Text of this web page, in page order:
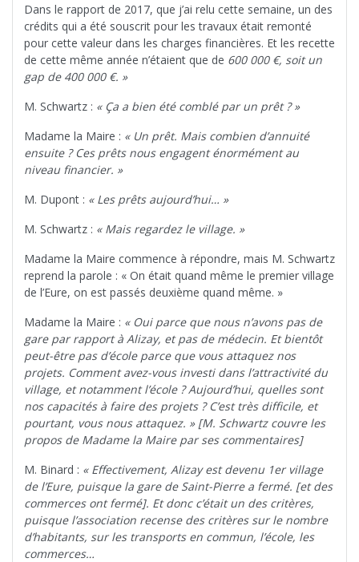
Dans le rapport de 2017, que j’ai relu cette semaine, un des
crédits qui a été souscrit pour les travaux était remonté
pour cette valeur dans les charges financières. Et les recette
de cette même année n’étaient que de 600 000 €, soit un
gap de 400 000 €. »
M. Schwartz : « Ça a bien été comblé par un prêt ? »
Madame la Maire : « Un prêt. Mais combien d’annuité
ensuite ? Ces prêts nous engagent énormément au
niveau financier. »
M. Dupont : « Les prêts aujourd’hui… »
M. Schwartz : « Mais regardez le village. »
Madame la Maire commence à répondre, mais M. Schwartz
reprend la parole : « On était quand même le premier village
de l’Eure, on est passés deuxième quand même. »
Madame la Maire : « Oui parce que nous n’avons pas de
gare par rapport à Alizay, et pas de médecin. Et bientôt
peut-être pas d’école parce que vous attaquez nos
projets. Comment avez-vous investi dans l’attractivité du
village, et notamment l’école ? Aujourd’hui, quelles sont
nos capacités à faire des projets ? C’est très difficile, et
pourtant, vous nous attaquez. » [M. Schwartz couvre les
propos de Madame la Maire par ses commentaires]
M. Binard : « Effectivement, Alizay est devenu 1er village
de l’Eure, puisque la gare de Saint-Pierre a fermé. [et des
commerces ont fermé]. Et donc c’était un des critères,
puisque l’association recense des critères sur le nombre
d’habitants, sur les transports en commun, l’école, les
commerces…